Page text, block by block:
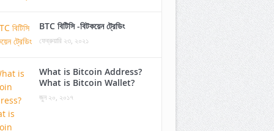
BTC বিটিসি -বিটকয়েন ট্রেডিং
ফেব্রুয়ারি ২৩, ২০২১
What is Bitcoin Address?
What is Bitcoin Wallet?
জুন ২০, ২০১৭